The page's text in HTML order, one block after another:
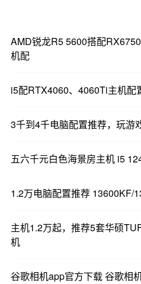
散热器
利民AX120 R
主板
华硕 PRIME
内存
（16G）
机箱
耕升 星烁RGB
电源
微星 PAG A350
显示器
用户自选
键鼠装
用户自选
特惠价格
全新，保修3年，
AMD锐龙R5 5600搭配
机配
i5配RTX4060、4060Ti主机配
3千到4千电脑配置推荐，玩游
五六千元白色海景房主机 i5
1.2万电脑配置推荐 13600KF/
主机1.2万起，推荐5套华硕
机
谷歌相机app官方下载 谷歌相